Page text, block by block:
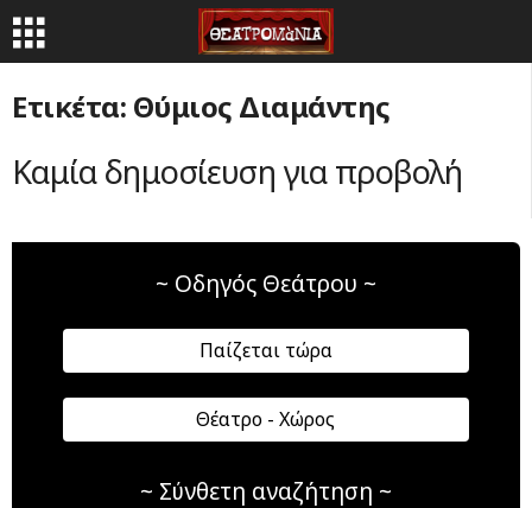
Ετικέτα: Θύμιος Διαμάντης
Καμία δημοσίευση για προβολή
~ Οδηγός Θεάτρου ~
Παίζεται τώρα
Θέατρο - Χώρος
~ Σύνθετη αναζήτηση ~